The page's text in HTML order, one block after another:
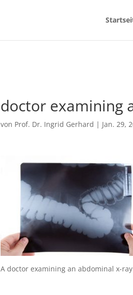
doctor examining
von Prof. Dr. Ingrid Gerhard | Jan. 29,
A doctor examining an abdominal x-ray